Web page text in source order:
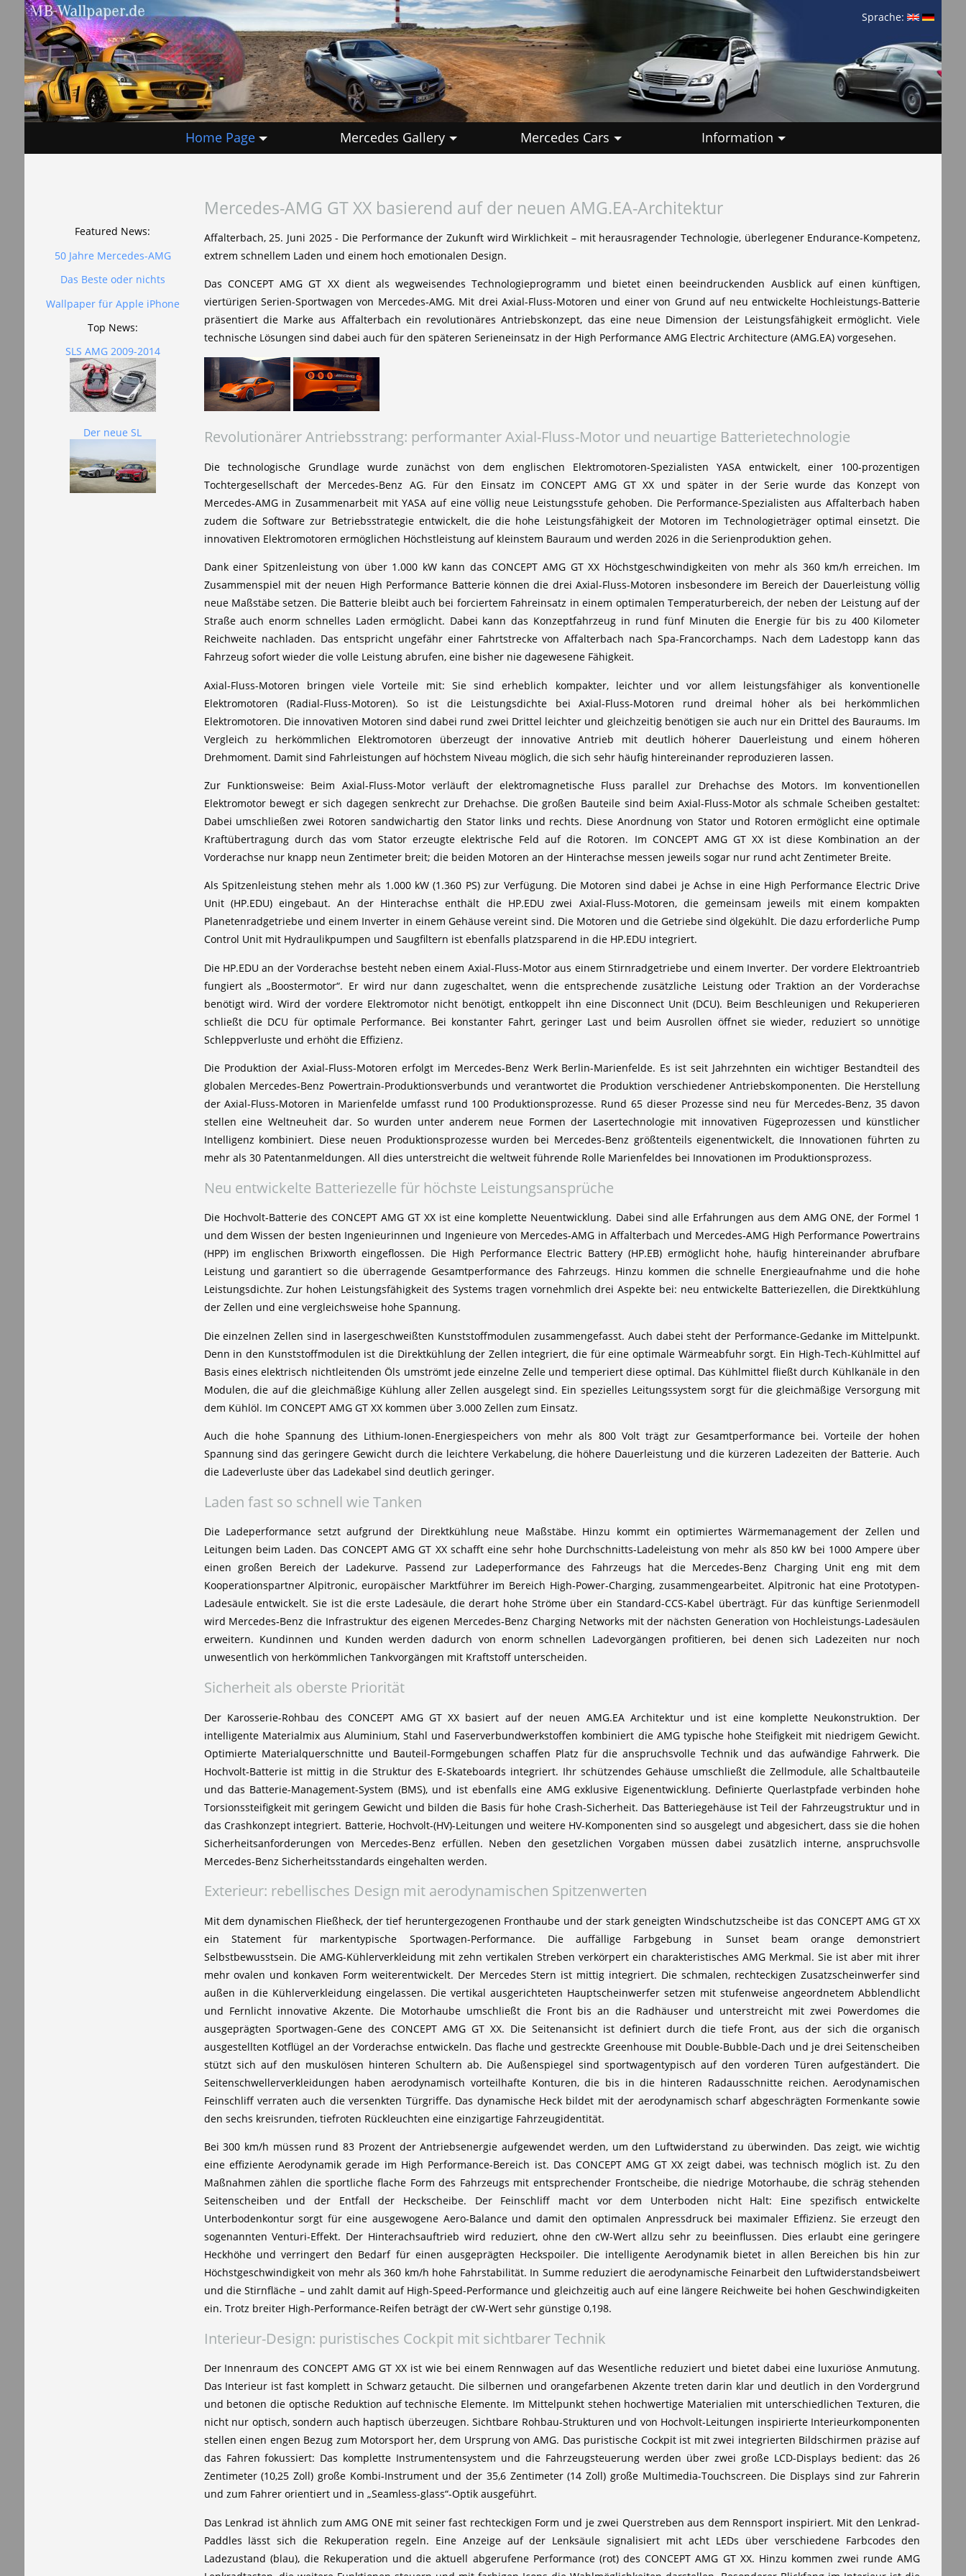
Sprache:
Home Page Mercedes Gallery Mercedes Cars Information
Featured News:
50 Jahre Mercedes-AMG
Das Beste oder nichts
Wallpaper für Apple iPhone
Top News:
SLS AMG 2009-2014
Der neue SL
Mercedes-AMG GT XX basierend auf der neuen AMG.EA-Architektur
Affalterbach, 25. Juni 2025 - Die Performance der Zukunft wird Wirklichkeit – mit herausragender Technologie, überlegener Endurance-Kompetenz,
extrem schnellem Laden und einem hoch emotionalen Design.
Das CONCEPT AMG GT XX dient als wegweisendes Technologieprogramm und bietet einen beeindruckenden Ausblick auf einen künftigen,
viertürigen Serien-Sportwagen von Mercedes‑AMG. Mit drei Axial-Fluss-Motoren und einer von Grund auf neu entwickelte Hochleistungs-Batterie
präsentiert die Marke aus Affalterbach ein revolutionäres Antriebskonzept, das eine neue Dimension der Leistungsfähigkeit ermöglicht. Viele
technische Lösungen sind dabei auch für den späteren Serieneinsatz in der High Performance AMG Electric Architecture (AMG.EA) vorgesehen.
Revolutionärer Antriebsstrang: performanter Axial-Fluss-Motor und neuartige Batterietechnologie
Die technologische Grundlage wurde zunächst von dem englischen Elektromotoren-Spezialisten YASA entwickelt, einer 100-prozentigen
Tochtergesellschaft der Mercedes‑Benz AG. Für den Einsatz im CONCEPT AMG GT XX und später in der Serie wurde das Konzept von
Mercedes‑AMG in Zusammenarbeit mit YASA auf eine völlig neue Leistungsstufe gehoben. Die Performance-Spezialisten aus Affalterbach haben
zudem die Software zur Betriebsstrategie entwickelt, die die hohe Leistungsfähigkeit der Motoren im Technologieträger optimal einsetzt. Die
innovativen Elektromotoren ermöglichen Höchstleistung auf kleinstem Bauraum und werden 2026 in die Serienproduktion gehen.
Dank einer Spitzenleistung von über 1.000 kW kann das CONCEPT AMG GT XX Höchstgeschwindigkeiten von mehr als 360 km/h erreichen. Im
Zusammenspiel mit der neuen High Performance Batterie können die drei Axial-Fluss-Motoren insbesondere im Bereich der Dauerleistung völlig
neue Maßstäbe setzen. Die Batterie bleibt auch bei forciertem Fahreinsatz in einem optimalen Temperaturbereich, der neben der Leistung auf der
Straße auch enorm schnelles Laden ermöglicht. Dabei kann das Konzeptfahrzeug in rund fünf Minuten die Energie für bis zu 400 Kilometer
Reichweite nachladen. Das entspricht ungefähr einer Fahrtstrecke von Affalterbach nach Spa-Francorchamps. Nach dem Ladestopp kann das
Fahrzeug sofort wieder die volle Leistung abrufen, eine bisher nie dagewesene Fähigkeit.
Axial-Fluss-Motoren bringen viele Vorteile mit: Sie sind erheblich kompakter, leichter und vor allem leistungsfähiger als konventionelle
Elektromotoren (Radial-Fluss-Motoren). So ist die Leistungsdichte bei Axial-Fluss-Motoren rund dreimal höher als bei herkömmlichen
Elektromotoren. Die innovativen Motoren sind dabei rund zwei Drittel leichter und gleichzeitig benötigen sie auch nur ein Drittel des Bauraums. Im
Vergleich zu herkömmlichen Elektromotoren überzeugt der innovative Antrieb mit deutlich höherer Dauerleistung und einem höheren
Drehmoment. Damit sind Fahrleistungen auf höchstem Niveau möglich, die sich sehr häufig hintereinander reproduzieren lassen.
Zur Funktionsweise: Beim Axial-Fluss-Motor verläuft der elektromagnetische Fluss parallel zur Drehachse des Motors. Im konventionellen
Elektromotor bewegt er sich dagegen senkrecht zur Drehachse. Die großen Bauteile sind beim Axial-Fluss-Motor als schmale Scheiben gestaltet:
Dabei umschließen zwei Rotoren sandwichartig den Stator links und rechts. Diese Anordnung von Stator und Rotoren ermöglicht eine optimale
Kraftübertragung durch das vom Stator erzeugte elektrische Feld auf die Rotoren. Im CONCEPT AMG GT XX ist diese Kombination an der
Vorderachse nur knapp neun Zentimeter breit; die beiden Motoren an der Hinterachse messen jeweils sogar nur rund acht Zentimeter Breite.
Als Spitzenleistung stehen mehr als 1.000 kW (1.360 PS) zur Verfügung. Die Motoren sind dabei je Achse in eine High Performance Electric Drive
Unit (HP.EDU) eingebaut. An der Hinterachse enthält die HP.EDU zwei Axial-Fluss-Motoren, die gemeinsam jeweils mit einem kompakten
Planetenradgetriebe und einem Inverter in einem Gehäuse vereint sind. Die Motoren und die Getriebe sind ölgekühlt. Die dazu erforderliche Pump
Control Unit mit Hydraulikpumpen und Saugfiltern ist ebenfalls platzsparend in die HP.EDU integriert.
Die HP.EDU an der Vorderachse besteht neben einem Axial-Fluss-Motor aus einem Stirnradgetriebe und einem Inverter. Der vordere Elektroantrieb
fungiert als „Boostermotor“. Er wird nur dann zugeschaltet, wenn die entsprechende zusätzliche Leistung oder Traktion an der Vorderachse
benötigt wird. Wird der vordere Elektromotor nicht benötigt, entkoppelt ihn eine Disconnect Unit (DCU). Beim Beschleunigen und Rekuperieren
schließt die DCU für optimale Performance. Bei konstanter Fahrt, geringer Last und beim Ausrollen öffnet sie wieder, reduziert so unnötige
Schleppverluste und erhöht die Effizienz.
Die Produktion der Axial-Fluss-Motoren erfolgt im Mercedes‑Benz Werk Berlin-Marienfelde. Es ist seit Jahrzehnten ein wichtiger Bestandteil des
globalen Mercedes‑Benz Powertrain-Produktionsverbunds und verantwortet die Produktion verschiedener Antriebskomponenten. Die Herstellung
der Axial-Fluss-Motoren in Marienfelde umfasst rund 100 Produktionsprozesse. Rund 65 dieser Prozesse sind neu für Mercedes‑Benz, 35 davon
stellen eine Weltneuheit dar. So wurden unter anderem neue Formen der Lasertechnologie mit innovativen Fügeprozessen und künstlicher
Intelligenz kombiniert. Diese neuen Produktionsprozesse wurden bei Mercedes‑Benz größtenteils eigenentwickelt, die Innovationen führten zu
mehr als 30 Patentanmeldungen. All dies unterstreicht die weltweit führende Rolle Marienfeldes bei Innovationen im Produktionsprozess.
Neu entwickelte Batteriezelle für höchste Leistungsansprüche
Die Hochvolt-Batterie des CONCEPT AMG GT XX ist eine komplette Neuentwicklung. Dabei sind alle Erfahrungen aus dem AMG ONE, der Formel 1
und dem Wissen der besten Ingenieurinnen und Ingenieure von Mercedes‑AMG in Affalterbach und Mercedes‑AMG High Performance Powertrains
(HPP) im englischen Brixworth eingeflossen. Die High Performance Electric Battery (HP.EB) ermöglicht hohe, häufig hintereinander abrufbare
Leistung und garantiert so die überragende Gesamtperformance des Fahrzeugs. Hinzu kommen die schnelle Energieaufnahme und die hohe
Leistungsdichte. Zur hohen Leistungsfähigkeit des Systems tragen vornehmlich drei Aspekte bei: neu entwickelte Batteriezellen, die Direktkühlung
der Zellen und eine vergleichsweise hohe Spannung.
Die einzelnen Zellen sind in lasergeschweißten Kunststoffmodulen zusammengefasst. Auch dabei steht der Performance-Gedanke im Mittelpunkt.
Denn in den Kunststoffmodulen ist die Direktkühlung der Zellen integriert, die für eine optimale Wärmeabfuhr sorgt. Ein High-Tech-Kühlmittel auf
Basis eines elektrisch nichtleitenden Öls umströmt jede einzelne Zelle und temperiert diese optimal. Das Kühlmittel fließt durch Kühlkanäle in den
Modulen, die auf die gleichmäßige Kühlung aller Zellen ausgelegt sind. Ein spezielles Leitungssystem sorgt für die gleichmäßige Versorgung mit
dem Kühlöl. Im CONCEPT AMG GT XX kommen über 3.000 Zellen zum Einsatz.
Auch die hohe Spannung des Lithium-Ionen-Energiespeichers von mehr als 800 Volt trägt zur Gesamtperformance bei. Vorteile der hohen
Spannung sind das geringere Gewicht durch die leichtere Verkabelung, die höhere Dauerleistung und die kürzeren Ladezeiten der Batterie. Auch
die Ladeverluste über das Ladekabel sind deutlich geringer.
Laden fast so schnell wie Tanken
Die Ladeperformance setzt aufgrund der Direktkühlung neue Maßstäbe. Hinzu kommt ein optimiertes Wärmemanagement der Zellen und
Leitungen beim Laden. Das CONCEPT AMG GT XX schafft eine sehr hohe Durchschnitts-Ladeleistung von mehr als 850 kW bei 1000 Ampere über
einen großen Bereich der Ladekurve. Passend zur Ladeperformance des Fahrzeugs hat die Mercedes-Benz Charging Unit eng mit dem
Kooperationspartner Alpitronic, europäischer Marktführer im Bereich High-Power-Charging, zusammengearbeitet. Alpitronic hat eine Prototypen-
Ladesäule entwickelt. Sie ist die erste Ladesäule, die derart hohe Ströme über ein Standard-CCS-Kabel überträgt. Für das künftige Serienmodell
wird Mercedes‑Benz die Infrastruktur des eigenen Mercedes‑Benz Charging Networks mit der nächsten Generation von Hochleistungs-Ladesäulen
erweitern. Kundinnen und Kunden werden dadurch von enorm schnellen Ladevorgängen profitieren, bei denen sich Ladezeiten nur noch
unwesentlich von herkömmlichen Tankvorgängen mit Kraftstoff unterscheiden.
Sicherheit als oberste Priorität
Der Karosserie-Rohbau des CONCEPT AMG GT XX basiert auf der neuen AMG.EA Architektur und ist eine komplette Neukonstruktion. Der
intelligente Materialmix aus Aluminium, Stahl und Faserverbundwerkstoffen kombiniert die AMG typische hohe Steifigkeit mit niedrigem Gewicht.
Optimierte Materialquerschnitte und Bauteil-Formgebungen schaffen Platz für die anspruchsvolle Technik und das aufwändige Fahrwerk. Die
Hochvolt-Batterie ist mittig in die Struktur des E-Skateboards integriert. Ihr schützendes Gehäuse umschließt die Zellmodule, alle Schaltbauteile
und das Batterie-Management-System (BMS), und ist ebenfalls eine AMG exklusive Eigenentwicklung. Definierte Querlastpfade verbinden hohe
Torsionssteifigkeit mit geringem Gewicht und bilden die Basis für hohe Crash-Sicherheit. Das Batteriegehäuse ist Teil der Fahrzeugstruktur und in
das Crashkonzept integriert. Batterie, Hochvolt-(HV)-Leitungen und weitere HV-Komponenten sind so ausgelegt und abgesichert, dass sie die hohen
Sicherheitsanforderungen von Mercedes‑Benz erfüllen. Neben den gesetzlichen Vorgaben müssen dabei zusätzlich interne, anspruchsvolle
Mercedes-Benz Sicherheitsstandards eingehalten werden.
Exterieur: rebellisches Design mit aerodynamischen Spitzenwerten
Mit dem dynamischen Fließheck, der tief heruntergezogenen Fronthaube und der stark geneigten Windschutzscheibe ist das CONCEPT AMG GT XX
ein Statement für markentypische Sportwagen-Performance. Die auffällige Farbgebung in Sunset beam orange demonstriert
Selbstbewusstsein. Die AMG-Kühlerverkleidung mit zehn vertikalen Streben verkörpert ein charakteristisches AMG Merkmal. Sie ist aber mit ihrer
mehr ovalen und konkaven Form weiterentwickelt. Der Mercedes Stern ist mittig integriert. Die schmalen, rechteckigen Zusatzscheinwerfer sind
außen in die Kühlerverkleidung eingelassen. Die vertikal ausgerichteten Hauptscheinwerfer setzen mit stufenweise angeordnetem Abblendlicht
und Fernlicht innovative Akzente. Die Motorhaube umschließt die Front bis an die Radhäuser und unterstreicht mit zwei Powerdomes die
ausgeprägten Sportwagen-Gene des CONCEPT AMG GT XX. Die Seitenansicht ist definiert durch die tiefe Front, aus der sich die organisch
ausgestellten Kotflügel an der Vorderachse entwickeln. Das flache und gestreckte Greenhouse mit Double-Bubble-Dach und je drei Seitenscheiben
stützt sich auf den muskulösen hinteren Schultern ab. Die Außenspiegel sind sportwagentypisch auf den vorderen Türen aufgeständert. Die
Seitenschwellerverkleidungen haben aerodynamisch vorteilhafte Konturen, die bis in die hinteren Radausschnitte reichen. Aerodynamischen
Feinschliff verraten auch die versenkten Türgriffe. Das dynamische Heck bildet mit der aerodynamisch scharf abgeschrägten Formenkante sowie
den sechs kreisrunden, tiefroten Rückleuchten eine einzigartige Fahrzeugidentität.
Bei 300 km/h müssen rund 83 Prozent der Antriebsenergie aufgewendet werden, um den Luftwiderstand zu überwinden. Das zeigt, wie wichtig
eine effiziente Aerodynamik gerade im High Performance-Bereich ist. Das CONCEPT AMG GT XX zeigt dabei, was technisch möglich ist. Zu den
Maßnahmen zählen die sportliche flache Form des Fahrzeugs mit entsprechender Frontscheibe, die niedrige Motorhaube, die schräg stehenden
Seitenscheiben und der Entfall der Heckscheibe. Der Feinschliff macht vor dem Unterboden nicht Halt: Eine spezifisch entwickelte
Unterbodenkontur sorgt für eine ausgewogene Aero-Balance und damit den optimalen Anpressdruck bei maximaler Effizienz. Sie erzeugt den
sogenannten Venturi-Effekt. Der Hinterachsauftrieb wird reduziert, ohne den cW-Wert allzu sehr zu beeinflussen. Dies erlaubt eine geringere
Heckhöhe und verringert den Bedarf für einen ausgeprägten Heckspoiler. Die intelligente Aerodynamik bietet in allen Bereichen bis hin zur
Höchstgeschwindigkeit von mehr als 360 km/h hohe Fahrstabilität. In Summe reduziert die aerodynamische Feinarbeit den Luftwiderstandsbeiwert
und die Stirnfläche – und zahlt damit auf High-Speed-Performance und gleichzeitig auch auf eine längere Reichweite bei hohen Geschwindigkeiten
ein. Trotz breiter High-Performance-Reifen beträgt der cW-Wert sehr günstige 0,198.
Interieur-Design: puristisches Cockpit mit sichtbarer Technik
Der Innenraum des CONCEPT AMG GT XX ist wie bei einem Rennwagen auf das Wesentliche reduziert und bietet dabei eine luxuriöse Anmutung.
Das Interieur ist fast komplett in Schwarz getaucht. Die silbernen und orangefarbenen Akzente treten darin klar und deutlich in den Vordergrund
und betonen die optische Reduktion auf technische Elemente. Im Mittelpunkt stehen hochwertige Materialien mit unterschiedlichen Texturen, die
nicht nur optisch, sondern auch haptisch überzeugen. Sichtbare Rohbau-Strukturen und von Hochvolt-Leitungen inspirierte Interieurkomponenten
stellen einen engen Bezug zum Motorsport her, dem Ursprung von AMG. Das puristische Cockpit ist mit zwei integrierten Bildschirmen präzise auf
das Fahren fokussiert: Das komplette Instrumentensystem und die Fahrzeugsteuerung werden über zwei große LCD-Displays bedient: das 26
Zentimeter (10,25 Zoll) große Kombi-Instrument und der 35,6 Zentimeter (14 Zoll) große Multimedia-Touchscreen. Die Displays sind zur Fahrerin
und zum Fahrer orientiert und in „Seamless-glass“-Optik ausgeführt.
Das Lenkrad ist ähnlich zum AMG ONE mit seiner fast rechteckigen Form und je zwei Querstreben aus dem Rennsport inspiriert. Mit den Lenkrad-
Paddles lässt sich die Rekuperation regeln. Eine Anzeige auf der Lenksäule signalisiert mit acht LEDs über verschiedene Farbcodes den
Ladezustand (blau), die Rekuperation und die aktuell abgerufene Performance (rot) des CONCEPT AMG GT XX. Hinzu kommen zwei runde AMG